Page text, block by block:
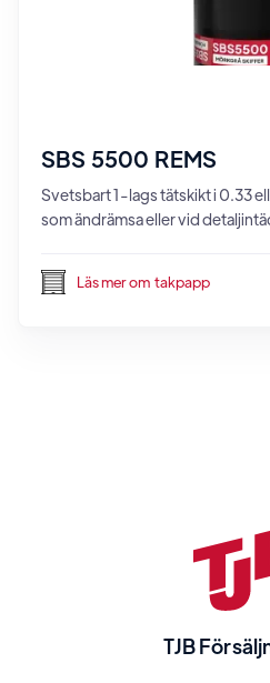
SBS 5500 REMS
Svetsbart 1-lags tätskikt i 0.33
som ändrämsa eller vid
Läs mer om takpapp
TJB